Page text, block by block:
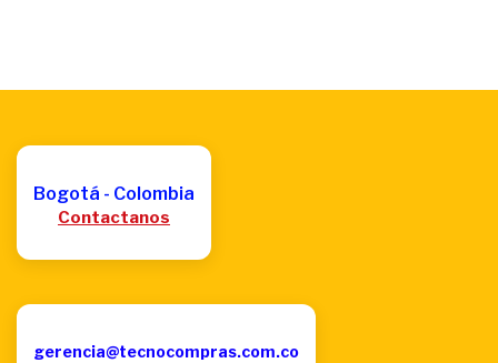
Bogotá - Colombia
Contactanos
gerencia@tecnocompras.com.co